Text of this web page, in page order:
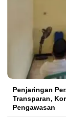
Penjaringan
Transparan,
Pengawasan